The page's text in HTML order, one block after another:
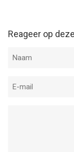
Reageer op